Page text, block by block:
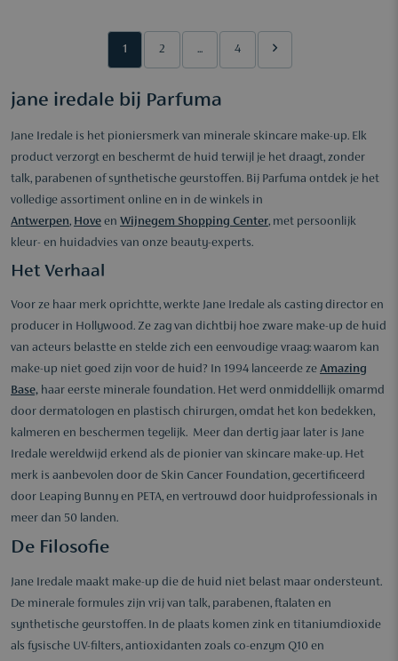
1 2 ... 4
jane iredale bij Parfuma
Jane Iredale is het pioniersmerk van minerale skincare make-up. Elk
product verzorgt en beschermt de huid terwijl je het draagt, zonder
talk, parabenen of synthetische geurstoffen. Bij Parfuma ontdek je het
volledige assortiment online en in de winkels in
Antwerpen, Hove en Wijnegem Shopping Center, met persoonlijk
kleur- en huidadvies van onze beauty-experts.
Het Verhaal
Voor ze haar merk oprichtte, werkte Jane Iredale als casting director en
producer in Hollywood. Ze zag van dichtbij hoe zware make-up de huid
van acteurs belastte en stelde zich een eenvoudige vraag: waarom kan
make-up niet goed zijn voor de huid? In 1994 lanceerde ze Amazing
Base, haar eerste minerale foundation. Het werd onmiddellijk omarmd
door dermatologen en plastisch chirurgen, omdat het kon bedekken,
kalmeren en beschermen tegelijk. Meer dan dertig jaar later is Jane
Iredale wereldwijd erkend als de pionier van skincare make-up. Het
merk is aanbevolen door de Skin Cancer Foundation, gecertificeerd
door Leaping Bunny en PETA, en vertrouwd door huidprofessionals in
meer dan 50 landen.
De Filosofie
Jane Iredale maakt make-up die de huid niet belast maar ondersteunt.
De minerale formules zijn vrij van talk, parabenen, ftalaten en
synthetische geurstoffen. In de plaats komen zink en titaniumdioxide
als fysische UV-filters, antioxidanten zoals co-enzym Q10 en